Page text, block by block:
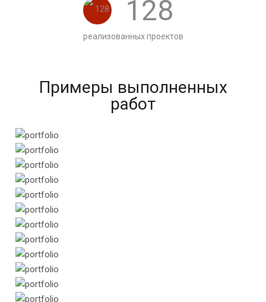
128
реализованных проектов
Примеры выполненных
работ